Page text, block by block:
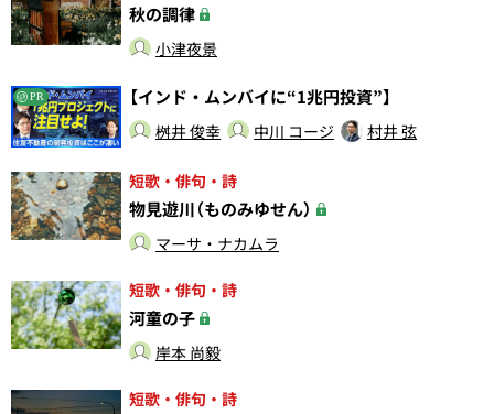
秋の調律
小津夜景
PR 【インド・ムンバイに“1兆円投資”】
桝井 俊幸 中川 コージ 村井 弦
短歌・俳句・詩
物見遊川（ものみゆせん）
マーサ・ナカムラ
短歌・俳句・詩
河童の子
岸本 尚毅
短歌・俳句・詩